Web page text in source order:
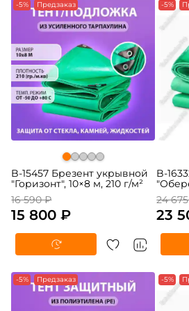
-5% Предзаказ
B-15457 Брезент укрывной
"Горизонт", 10×8 м, 210 г/м²
16 590 ₽
15 800 ₽
-5%
B-
24
23
-5% Предзаказ -5%